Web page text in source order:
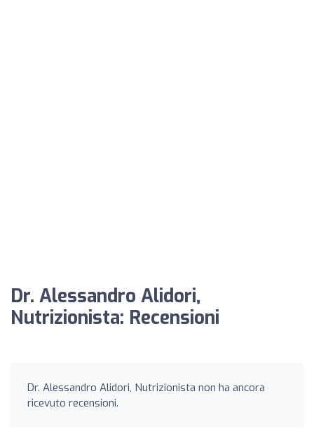
Dr. Alessandro Alidori,
Nutrizionista: Recensioni
Dr. Alessandro Alidori, Nutrizionista non ha ancora
ricevuto recensioni.